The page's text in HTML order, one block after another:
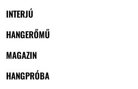
INTERJÚ
HANGERŐMŰ
MAGAZIN
HANGPRÓBA